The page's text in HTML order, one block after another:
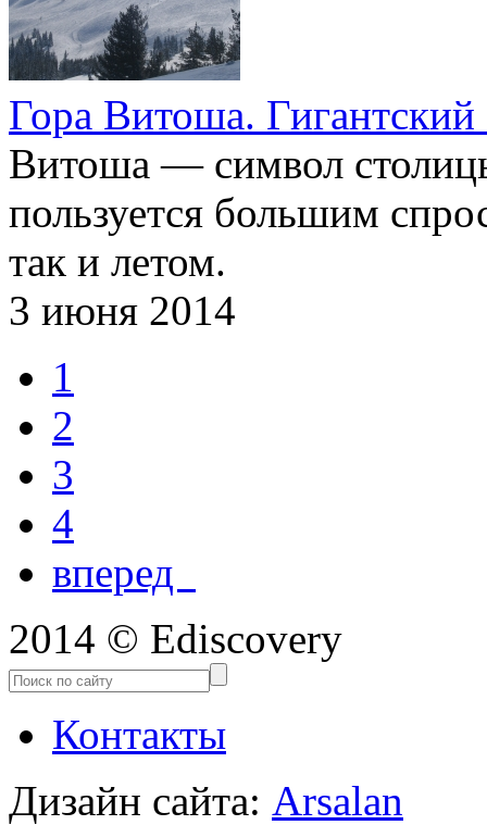
Гора Витоша.
Витоша — символ
пользуется большим
так и летом.
3 июня 2014
1
2
3
4
вперед
2014 © Ediscovery
Контакты
Дизайн сайта: Arsalan